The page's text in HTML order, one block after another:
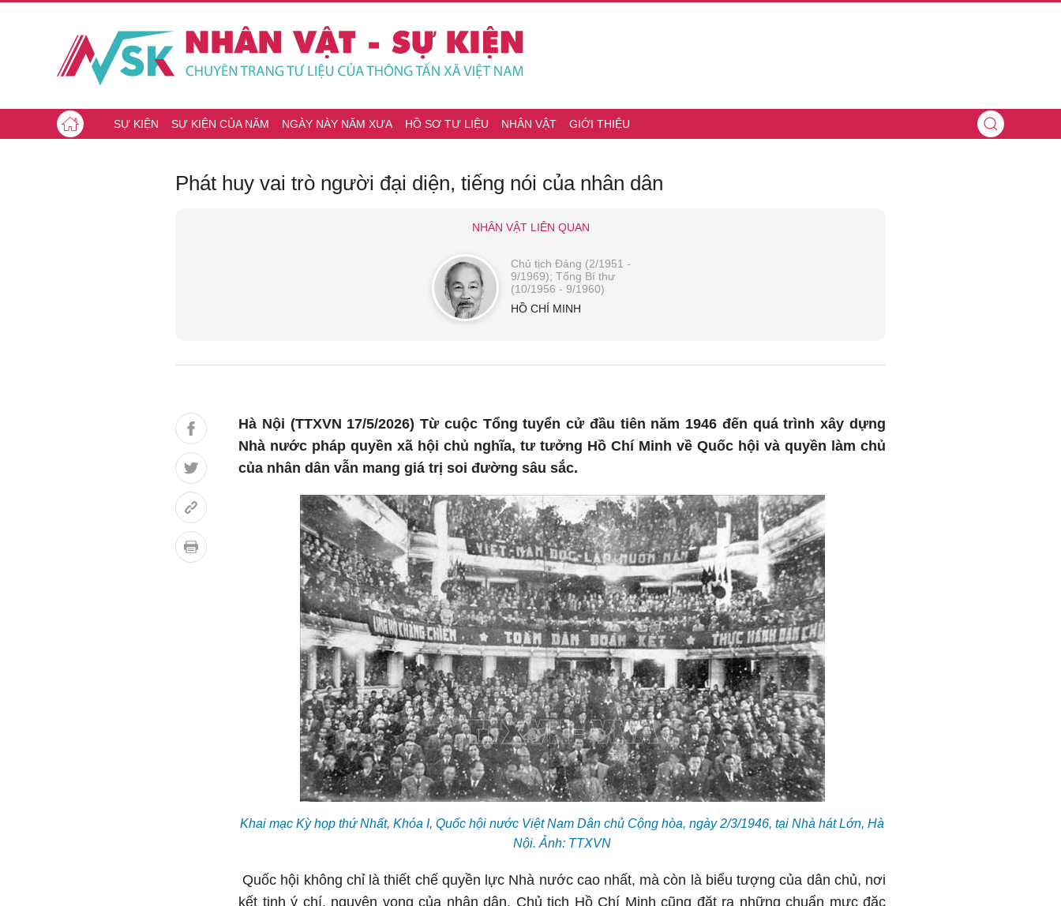
SỰ KIỆN SỰ KIỆN CỦA NĂM NGÀY NÀY NĂM XƯA HỒ SƠ TƯ LIỆU NHÂN VẬT GIỚI THIỆU
Phát huy vai trò người đại diện, tiếng nói của nhân dân
NHÂN VẬT LIÊN QUAN
Chủ tịch Đảng (2/1951 -
9/1969); Tổng Bí thư
(10/1956 - 9/1960)
HỒ CHÍ MINH
Hà Nội (TTXVN 17/5/2026) Từ cuộc Tổng tuyển cử đầu tiên năm 1946 đến quá trình xây dựng
Nhà nước pháp quyền xã hội chủ nghĩa, tư tưởng Hồ Chí Minh về Quốc hội và quyền làm chủ
của nhân dân vẫn mang giá trị soi đường sâu sắc.
Khai mạc Kỳ họp thứ Nhất, Khóa I, Quốc hội nước Việt Nam Dân chủ Cộng hòa, ngày 2/3/1946, tại Nhà hát Lớn, Hà
Nội. Ảnh: TTXVN
Quốc hội không chỉ là thiết chế quyền lực Nhà nước cao nhất, mà còn là biểu tượng của dân chủ, nơi
kết tinh ý chí, nguyện vọng của nhân dân. Chủ tịch Hồ Chí Minh cũng đặt ra những chuẩn mực đặc